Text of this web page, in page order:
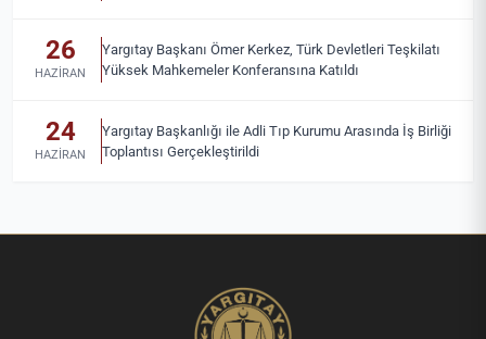
26
HAZIRAN
Yargıtay Başkanı Ömer Kerkez, Türk Devletleri Teşkilatı
Yüksek Mahkemeler Konferansına Katıldı
24
HAZIRAN
Yargıtay Başkanlığı ile Adli Tıp Kurumu Arasında İş Birliği
Toplantısı Gerçekleştirildi